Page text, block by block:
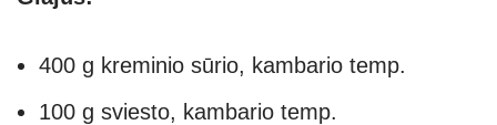
400 g kreminio sūrio, kambario temp.
100 g sviesto, kambario temp.